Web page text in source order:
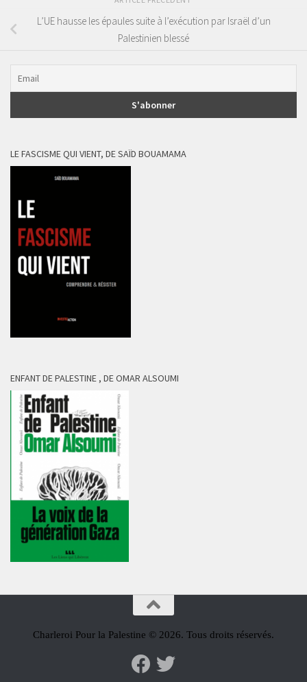
L’UE hausse les épaules suite à l’exécution par Israël d’un
Palestinien blessé
LE FASCISME QUI VIENT, DE SAÏD BOUAMAMA
ENFANT DE PALESTINE , DE OMAR ALSOUMI
Charleroi Pour la Palestine © 2026. Tous droits réservés.